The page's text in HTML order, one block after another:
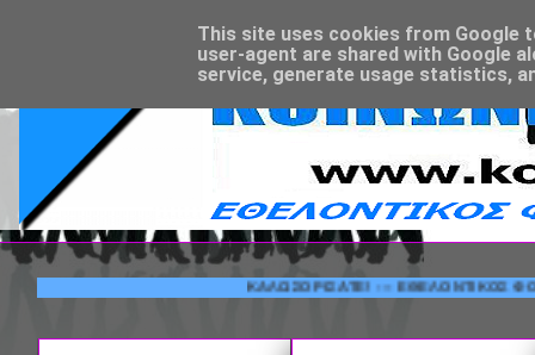
ΚΑΛΩΣΟΡΙΣΑΤΕ! --- ΕΘΕΛΟΝΤΙΚΟΣ ΦΟΡΕΑΣ
This site uses cookies from Google
user-agent are shared with Google
service, generate usage statistics,